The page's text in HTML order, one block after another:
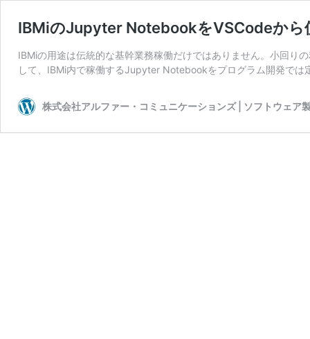
IBMiのJupyter NotebookをVSCodeから
IBMiの用途は伝統的な基幹業務稼働だけではありません。小回り
して、IBMi内で稼働するJupyter Notebookをプログラム開発で
株式会社アルファー・コミュニケーションズ | ソフトウェア